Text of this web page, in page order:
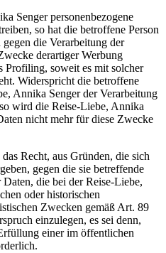
Senger personenbezogene
so hat die betroffene Person
die Verarbeitung der
derartiger Werbung
Profiling, soweit es mit solcher
Widerspricht die betroffene
Annika Senger der Verarbeitung
wird die Reise-Liebe, Annika
nicht mehr für diese Zwecke
Recht, aus Gründen, die sich
gegen die sie betreffende
die bei der Reise-Liebe,
oder historischen
Zwecken gemäß Art. 89
einzulegen, es sei denn,
einer im öffentlichen